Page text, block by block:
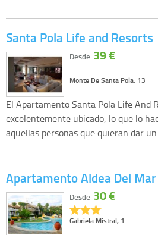
Santa Pola Life and Resorts
Monte De Santa Pola, 13
Desde 39 €
El Apartamento Santa Pola Life And
excelentemente ubicado, lo que lo
aquellas personas que quieran dar
Apartamento Aldea Del Mar
Gabriela Mistral, 1
Desde 30 €